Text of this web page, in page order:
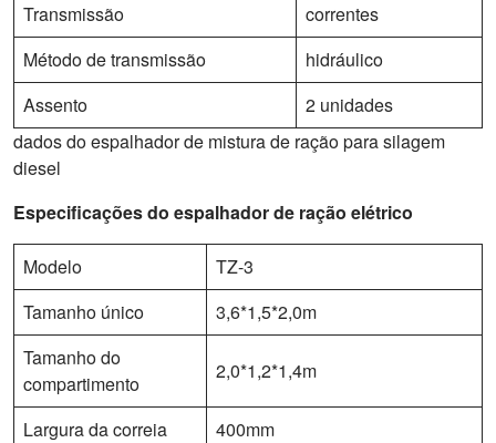
Transmissão
correntes
Método de transmissão
hidráulico
Assento
2 unidades
dados do espalhador de mistura de ração para silagem
diesel
Especificações do espalhador de ração elétrico
Modelo
TZ-3
Tamanho único
3,6*1,5*2,0m
Tamanho do
compartimento
2,0*1,2*1,4m
Largura da correia
400mm